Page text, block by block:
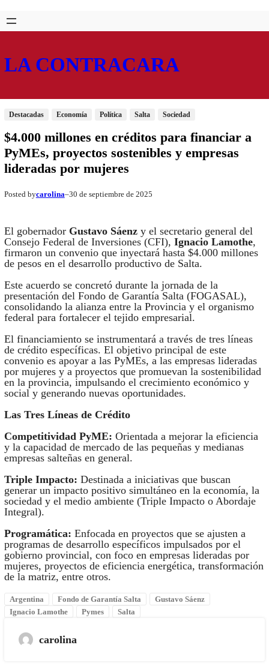
Saltar
al
Skip
to
LA CONTRACARA
Destacadas Economía Política Salta Sociedad
$4.000 millones en créditos para financiar a
PyMEs, proyectos sostenibles y empresas
lideradas por mujeres
Posted bycarolina–30 de septiembre de 2025
El gobernador Gustavo Sáenzy el secretario general del
Consejo Federal de Inversiones (CFI), Ignacio Lamothe,
firmaron un convenio que inyectará hasta $4.000 millones
de pesos en el desarrollo productivo de Salta.
Este acuerdo se concretó durante la jornada de la
presentación del Fondo de Garantía Salta (FOGASAL),
consolidando la alianza entre la Provincia y el organismo
federal para fortalecer el tejido empresarial.
El financiamiento se instrumentará a través de tres líneas
de crédito específicas. El objetivo principal de este
convenio es apoyar a las PyMEs, a las empresas lideradas
por mujeres y a proyectos que promuevan la sostenibilidad
en la provincia, impulsando el crecimiento económico y
social y generando nuevas oportunidades.
Las Tres Líneas de Crédito
Competitividad PyME: Orientada a mejorar la eficiencia
y la capacidad de mercado de las pequeñas y medianas
empresas salteñas en general.
Triple Impacto: Destinada a iniciativas que buscan
generar un impacto positivo simultáneo en la economía, la
sociedad y el medio ambiente (Triple Impacto o Abordaje
Integral).
Programática: Enfocada en proyectos que se ajusten a
programas de desarrollo específicos impulsados por el
gobierno provincial, con foco en empresas lideradas por
mujeres, proyectos de eficiencia energética, transformación
de la matriz, entre otros.
Argentina Fondo de Garantía Salta
Gustavo Sáenz
Ignacio Lamothe
Pymes Salta
carolina